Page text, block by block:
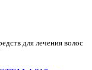
для лечения волос